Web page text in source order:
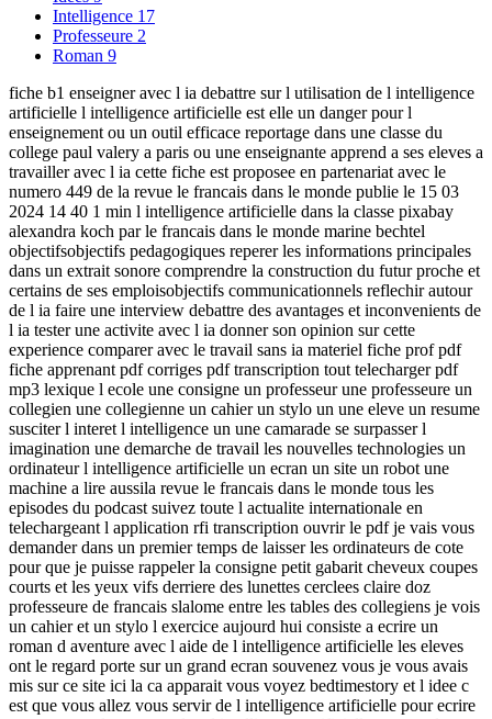
Intelligence 17
Professeure 2
Roman 9
fiche b1 enseigner avec l ia debattre sur l utilisation de l intelligence
artificielle l intelligence artificielle est elle un danger pour l
enseignement ou un outil efficace reportage dans une classe du
college paul valery a paris ou une enseignante apprend a ses eleves a
travailler avec l ia cette fiche est proposee en partenariat avec le
numero 449 de la revue le francais dans le monde publie le 15 03
2024 14 40 1 min l intelligence artificielle dans la classe pixabay
alexandra koch par le francais dans le monde marine bechtel
objectifsobjectifs pedagogiques reperer les informations principales
dans un extrait sonore comprendre la construction du futur proche et
certains de ses emploisobjectifs communicationnels reflechir autour
de l ia faire une interview debattre des avantages et inconvenients de
l ia tester une activite avec l ia donner son opinion sur cette
experience comparer avec le travail sans ia materiel fiche prof pdf
fiche apprenant pdf corriges pdf transcription tout telecharger pdf
mp3 lexique l ecole une consigne un professeur une professeure un
collegien une collegienne un cahier un stylo un une eleve un resume
susciter l interet l intelligence un une camarade se surpasser l
imagination une demarche de travail les nouvelles technologies un
ordinateur l intelligence artificielle un ecran un site un robot une
machine a lire aussila revue le francais dans le monde tous les
episodes du podcast suivez toute l actualite internationale en
telechargeant l application rfi transcription ouvrir le pdf je vais vous
demander dans un premier temps de laisser les ordinateurs de cote
pour que je puisse rappeler la consigne petit gabarit cheveux coupes
courts et les yeux vifs derriere des lunettes cerclees claire doz
professeure de francais slalome entre les tables des collegiens je vois
un cahier et un stylo l exercice aujourd hui consiste a ecrire un
roman d aventure avec l aide de l intelligence artificielle les eleves
ont le regard porte sur un grand ecran souvenez vous je vous avais
mis sur ce site ici la ca apparait vous voyez bedtimestory et l idee c
est que vous allez vous servir de l intelligence artificielle pour ecrire